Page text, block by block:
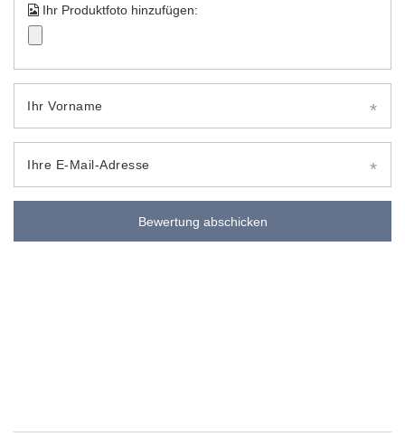
Ihr Produktfoto hinzufügen:
Ihr Vorname
Ihre E-Mail-Adresse
Bewertung abschicken